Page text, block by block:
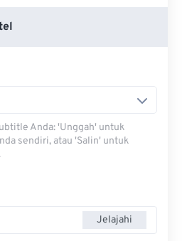
Anda: 'Unggah' untuk
sendiri, atau 'Salin' untuk
Jelajahi